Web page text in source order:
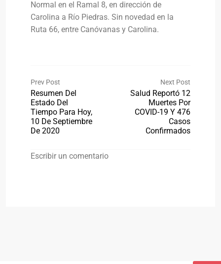
Normal en el Ramal 8, en dirección de
Carolina a Río Piedras. Sin novedad en la
Ruta 66, entre Canóvanas y Carolina.
Prev Post
Resumen Del
Estado Del
Tiempo Para Hoy,
10 De Septiembre
De 2020
Next Post
Salud Reportó 12
Muertes Por
COVID-19 Y 476
Casos
Confirmados
Escribir un comentario